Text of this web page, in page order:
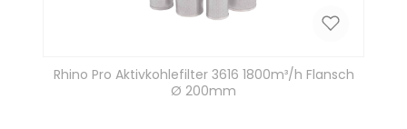
Rhino Pro Aktivkohlefilter 3616 1800m³/h Flansch
Ø 200mm